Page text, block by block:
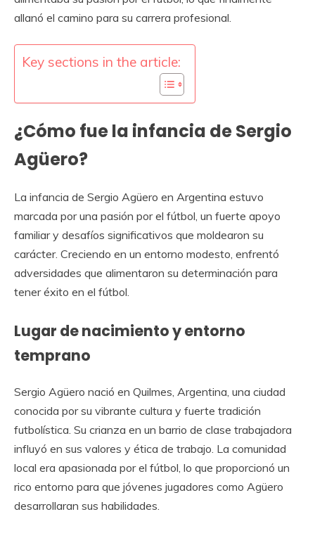
allanó el camino para su carrera profesional.
Key sections in the article:
¿Cómo fue la infancia de Sergio
Agüero?
La infancia de Sergio Agüero en Argentina estuvo
marcada por una pasión por el fútbol, un fuerte apoyo
familiar y desafíos significativos que moldearon su
carácter. Creciendo en un entorno modesto, enfrentó
adversidades que alimentaron su determinación para
tener éxito en el fútbol.
Lugar de nacimiento y entorno
temprano
Sergio Agüero nació en Quilmes, Argentina, una ciudad
conocida por su vibrante cultura y fuerte tradición
futbolística. Su crianza en un barrio de clase trabajadora
influyó en sus valores y ética de trabajo. La comunidad
local era apasionada por el fútbol, lo que proporcionó un
rico entorno para que jóvenes jugadores como Agüero
desarrollaran sus habilidades.